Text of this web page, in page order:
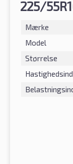
225/
Mærke
Model
Størrelse